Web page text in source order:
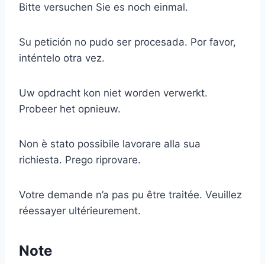
Bitte versuchen Sie es noch einmal.
Su petición no pudo ser procesada. Por favor,
inténtelo otra vez.
Uw opdracht kon niet worden verwerkt.
Probeer het opnieuw.
Non è stato possibile lavorare alla sua
richiesta. Prego riprovare.
Votre demande n’a pas pu être traitée. Veuillez
réessayer ultérieurement.
Note